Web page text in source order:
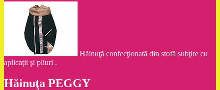
Hăinuţă confecţionată din stofă subţire cu
aplicaţii şi pliuri .
Hăinuţa PEGGY